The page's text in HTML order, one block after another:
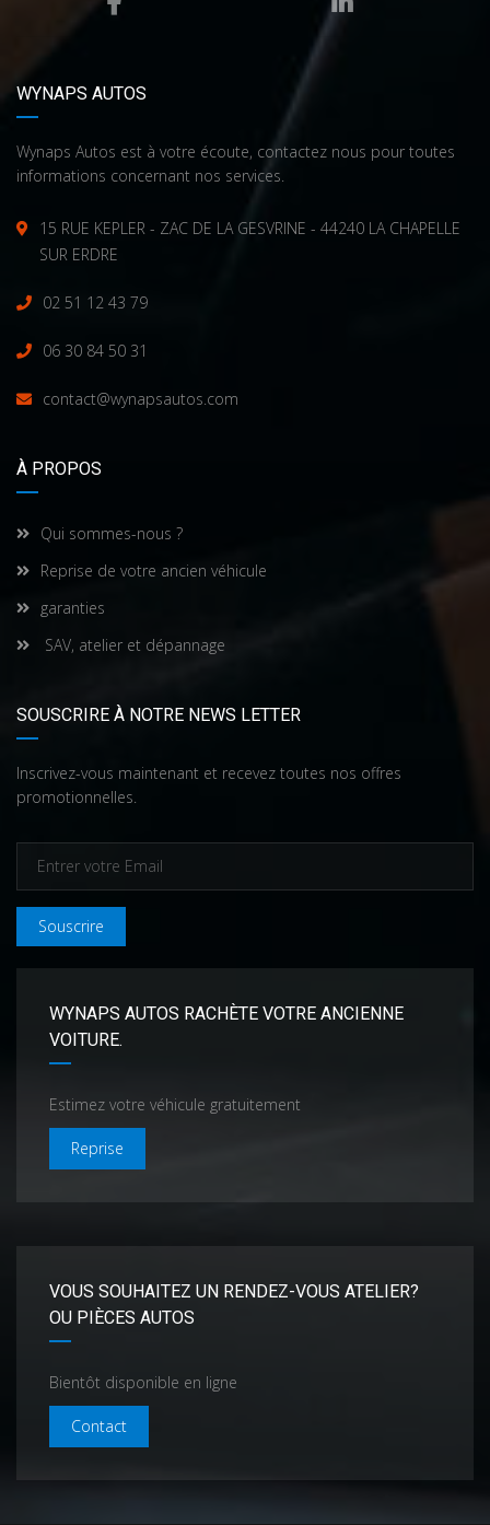
WYNAPS AUTOS
Wynaps Autos est à votre écoute, contactez nous pour toutes
informations concernant nos services.
15 RUE KEPLER - ZAC DE LA GESVRINE - 44240 LA CHAPELLE
SUR ERDRE
02 51 12 43 79
06 30 84 50 31
contact@wynapsautos.com
À PROPOS
Qui sommes-nous ?
Reprise de votre ancien véhicule
garanties
SAV, atelier et dépannage
SOUSCRIRE À NOTRE NEWS LETTER
Inscrivez-vous maintenant et recevez toutes nos offres
promotionnelles.
Souscrire
WYNAPS AUTOS RACHÈTE VOTRE ANCIENNE
VOITURE.
Estimez votre véhicule gratuitement
Reprise
VOUS SOUHAITEZ UN RENDEZ-VOUS ATELIER?
OU PIÈCES AUTOS
Bientôt disponible en ligne
Contact